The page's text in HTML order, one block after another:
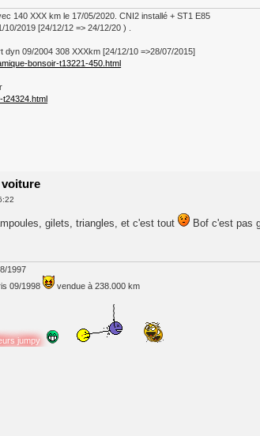
140 XXX km le 17/05/2020. CNI2 installé + ST1 E85
2019 [24/12/12 => 24/12/20 ) .
dyn 09/2004 308 XXXkm [24/12/10 =>28/07/2015]
bonsoir-t13221-450.html
t24324.html
voiture
gilets, triangles, et c'est tout
Bof c'est pas
1997
09/1998
vendue à 238.000 km
jumpy